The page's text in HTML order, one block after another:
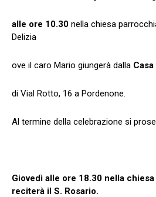
alle ore 10.30 nella chiesa
Delizia
ove il caro Mario giungerà dalla
di Vial Rotto, 16 a Pordenone.
Al termine della celebrazione si
Giovedì alle ore 18.30 nella
reciterà il S. Rosario.